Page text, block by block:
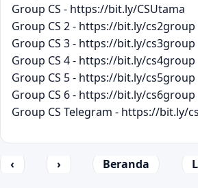
Group CS - https://bit.ly/CSUtama
Group CS 2 - https://bit.ly/cs2group
Group CS 3 - https://bit.ly/cs3group
Group CS 4 - https://bit.ly/cs4group
Group CS 5 - https://bit.ly/cs5group
Group CS 6 - https://bit.ly/cs6group
Group CS Telegram - https://bit.ly/
‹ › Beranda